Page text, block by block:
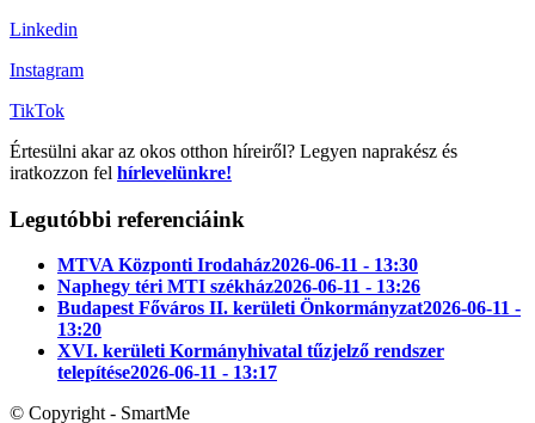
Linkedin
Instagram
TikTok
Értesülni akar az okos otthon híreiről? Legyen naprakész és
iratkozzon fel hírlevelünkre!
Legutóbbi referenciáink
MTVA Központi Irodaház2026-06-11 - 13:30
Naphegy téri MTI székház2026-06-11 - 13:26
Budapest Főváros II. kerületi Önkormányzat2026-06-11 -
13:20
XVI. kerületi Kormányhivatal tűzjelző rendszer
telepítése2026-06-11 - 13:17
© Copyright - SmartMe